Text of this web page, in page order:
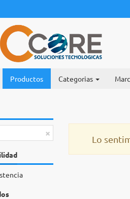
Productos Categorias
×
Lo